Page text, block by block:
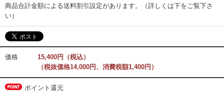
商品合計金額による送料割引設定があります。（詳しくは下をご覧下さ
い）
価格
15,400円（税込）
（税抜価格14,000円、消費税額1,400円）
ポイント還元